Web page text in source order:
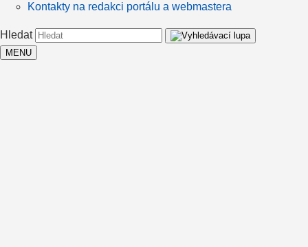
Kontakty na redakci portálu a webmastera
Hledat
MENU